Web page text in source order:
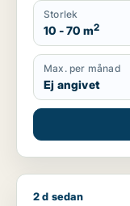
Storlek
10 - 70 m2
Max. per månad
Ej angivet
Jan söker
2 d sedan